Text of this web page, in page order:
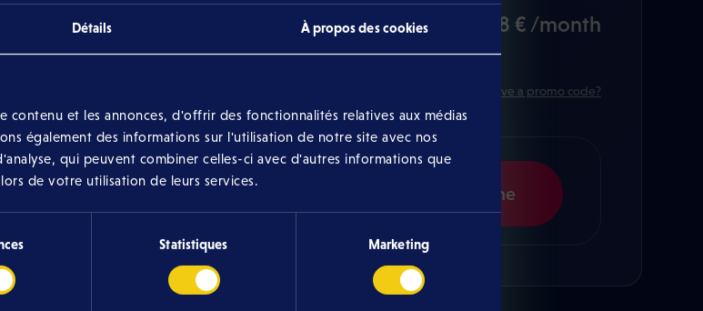
Détails À propos des cookies
contenu et les annonces, d'offrir des fonctionnalités relatives aux médias
également des informations sur l'utilisation de notre site avec nos
qui peuvent combiner celles-ci avec d'autres informations que
de votre utilisation de leurs services.
Statistiques Marketing
59,98 € /month
Do you have a promo code?
Order now
By phone